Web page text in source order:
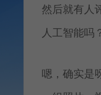
然后就有人
人工智能吗
嗯，确实是